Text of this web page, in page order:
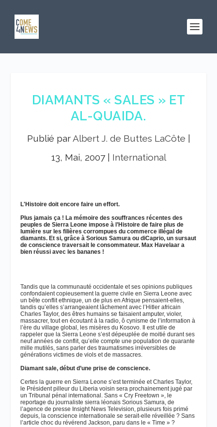
DIAMANTS « SALES » ET
AL-QUAIDA.
Publié parAlbert J. de Buttes LaCôte
13, Mai, 2007| International
L'Histoire doit encore faire un effort.
Plus jamais ça ! La mémoire des souffrances récentes des
peuples de Sierra Leone impose à l’Histoire de faire plus de
lumière sur les filières corrompues du commerce illégal de
diamants. Et si, grâce à Sorious Samura ou diCaprio, un sursaut
de conscience traversait le consommateur. Max Havelaar a
bien réussi avec les bananes !
Tandis que la communauté occidentale et ses opinions publiques
confondaient copieusement la guerre civile en Sierra Leone avec
un bête conflit ethnique, un de plus en Afrique pensaient-elles,
tandis qu’elles s’arrangeaient lâchement avec l’Hitler africain
Charles Taylor, des êtres humains se faisaient amputer, violer,
massacrer, tout en écoutant à la radio, ô cynisme de l’information à
l’ère du village global, les misères du Kosovo. Il est utile de
rappeler que la Sierra Leone s’est dépeuplée de moitié durant ses
neuf années de conflit, qu’elle compte une population de quarante
mille mutilés, sans parler des traumatismes irréversibles de
générations victimes de viols et de massacres.
Diamant sale, début d’une prise de conscience.
Certes la guerre en Sierra Leone s’est terminée et Charles Taylor,
le Président pilleur du Liberia voisin sera prochainement jugé par
un Tribunal pénal international. Sans « Cry Freetown », le
reportage du journaliste sierra léonais Sorious Samura, de
l’agence de presse Insight News Television, plusieurs fois primé
depuis, la conscience internationale se serait-elle réveillée ? Sans
l’article choc du révérend Jackson, paru dans le « Time » ?